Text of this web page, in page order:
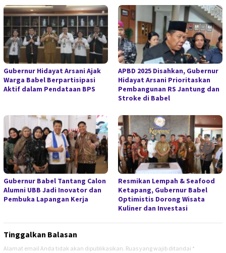
Gubernur Hidayat Arsani Ajak
Warga Babel Berpartisipasi
Aktif dalam Pendataan BPS
APBD 2025 Disahkan, Gubernur
Hidayat Arsani Prioritaskan
Pembangunan RS Jantung dan
Stroke di Babel
Gubernur Babel Tantang Calon
Alumni UBB Jadi Inovator dan
Pembuka Lapangan Kerja
Resmikan Lempah & Seafood
Ketapang, Gubernur Babel
Optimistis Dorong Wisata
Kuliner dan Investasi
Tinggalkan Balasan
Alamat email Anda tidak akan dipublikasikan. Ruas yang wajib ditandai *